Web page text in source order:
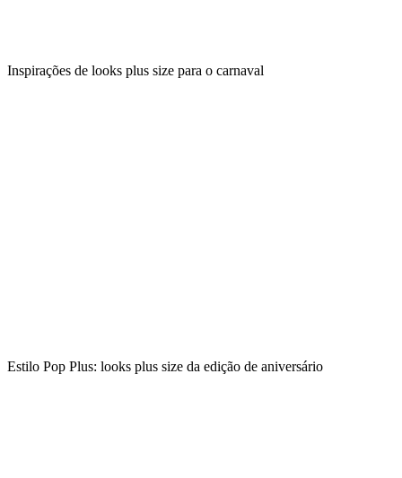
Inspirações de looks plus size para o carnaval
Estilo Pop Plus: looks plus size da edição de aniversário